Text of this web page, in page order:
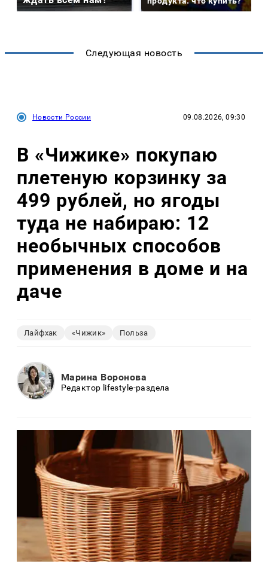
Следующая новость
Новости России 09.08.2026, 09:30
В «Чижике» покупаю
плетеную корзинку за
499 рублей, но ягоды
туда не набираю: 12
необычных способов
применения в доме и на
даче
Лайфхак «Чижик» Польза
Марина Воронова
Редактор lifestyle-раздела